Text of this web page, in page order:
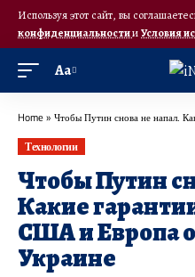
Используя этот сайт, вы
конфиденциальностииУсловия
Аа
Home » Чтобы Путин снова не напал. Какие
Технологии
Чтобы Путин
Какие
США и Европа
Украине